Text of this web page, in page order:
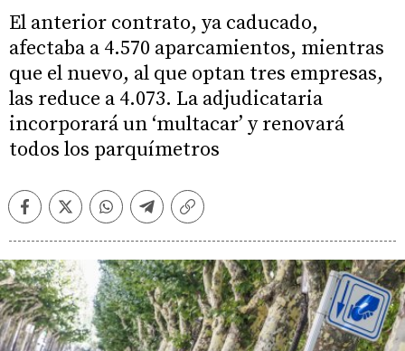
El anterior contrato, ya caducado,
afectaba a 4.570 aparcamientos, mientras
que el nuevo, al que optan tres empresas,
las reduce a 4.073. La adjudicataria
incorporará un ‘multacar’ y renovará
todos los parquímetros
FacebookTwitterWhatsappTelegramCopiar